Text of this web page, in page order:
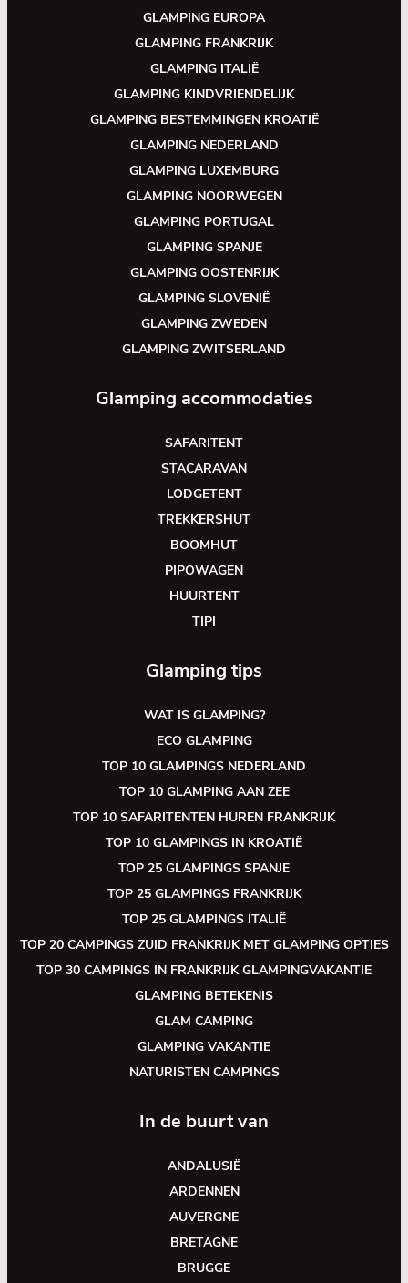
GLAMPING EUROPA
GLAMPING FRANKRIJK
GLAMPING ITALIË
GLAMPING KINDVRIENDELIJK
GLAMPING BESTEMMINGEN KROATIË
GLAMPING NEDERLAND
GLAMPING LUXEMBURG
GLAMPING NOORWEGEN
GLAMPING PORTUGAL
GLAMPING SPANJE
GLAMPING OOSTENRIJK
GLAMPING SLOVENIË
GLAMPING ZWEDEN
GLAMPING ZWITSERLAND
Glamping accommodaties
SAFARITENT
STACARAVAN
LODGETENT
TREKKERSHUT
BOOMHUT
PIPOWAGEN
HUURTENT
TIPI
Glamping tips
WAT IS GLAMPING?
ECO GLAMPING
TOP 10 GLAMPINGS NEDERLAND
TOP 10 GLAMPING AAN ZEE
TOP 10 SAFARITENTEN HUREN FRANKRIJK
TOP 10 GLAMPINGS IN KROATIË
TOP 25 GLAMPINGS SPANJE
TOP 25 GLAMPINGS FRANKRIJK
TOP 25 GLAMPINGS ITALIË
TOP 20 CAMPINGS ZUID FRANKRIJK MET GLAMPING OPTIES
TOP 30 CAMPINGS IN FRANKRIJK GLAMPINGVAKANTIE
GLAMPING BETEKENIS
GLAM CAMPING
GLAMPING VAKANTIE
NATURISTEN CAMPINGS
In de buurt van
ANDALUSIË
ARDENNEN
AUVERGNE
BRETAGNE
BRUGGE